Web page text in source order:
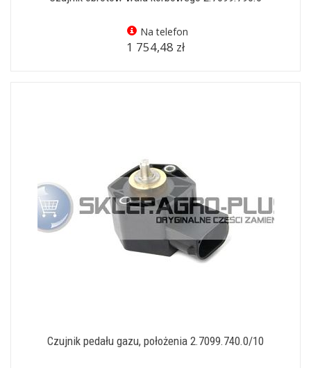
Na telefon
1 754,48 zł
Czujnik pedału gazu, położenia 2.7099.740.0/10